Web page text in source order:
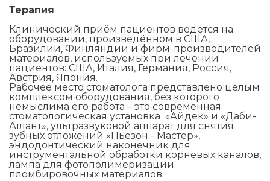
Терапия
Клинический приём пациентов ведётся на
оборудовании, произведённом в США,
Бразилии, Финляндии и фирм-производителей
материалов, используемых при лечении
пациентов: США, Италия, Германия, Россия,
Австрия, Япония.
Рабочее место стоматолога представлено целым
комплексом оборудования, без которого
немыслима его работа – это современная
стоматологическая установка «Айдек» и «Даби-
Атлант», ультразвуковой аппарат для снятия
зубных отложений «Пьезон - Мастер»,
эндодонтический наконечник для
инструментальной обработки корневых каналов,
лампа для фотополимеризации
пломбировочных материалов.